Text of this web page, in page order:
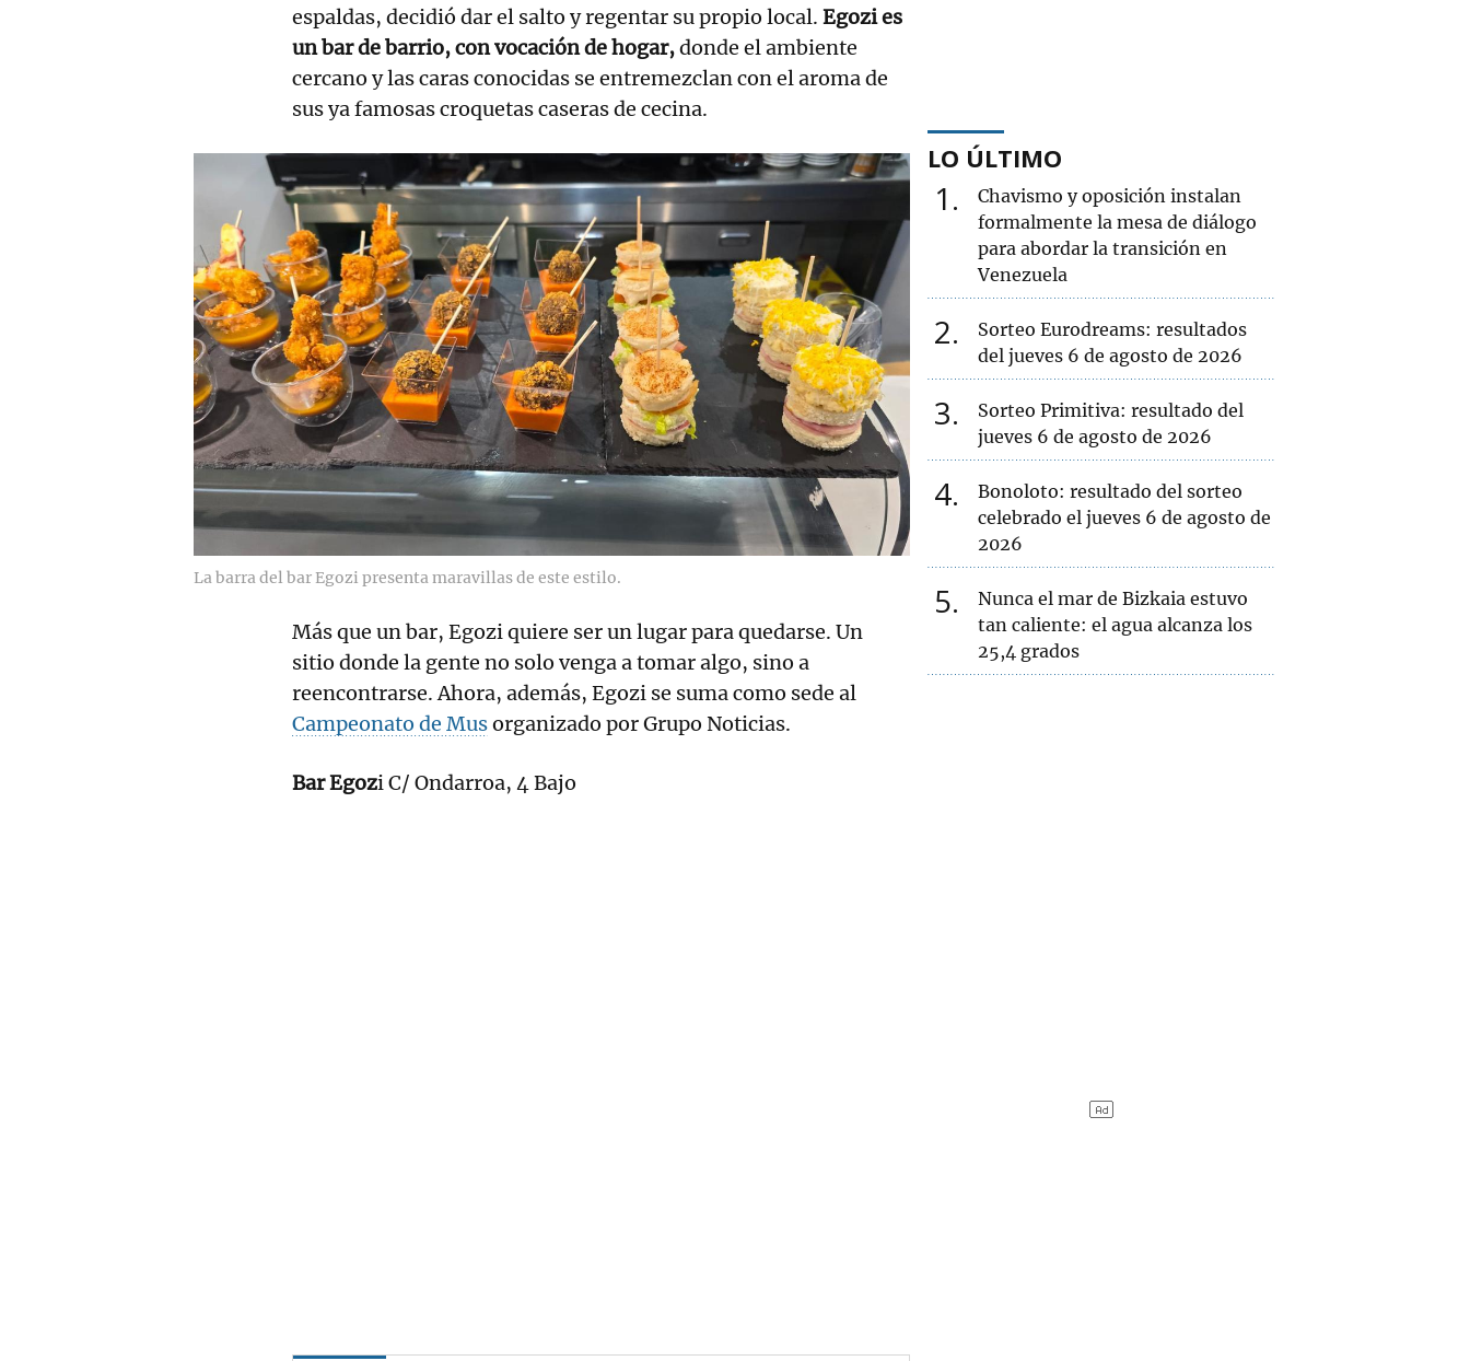
espaldas, decidió dar el salto y regentar su propio local. Egozi es
un bar de barrio, con vocación de hogar,donde el ambiente
cercano y las caras conocidas se entremezclan con el aroma de
sus ya famosas croquetas caseras de cecina.
La barra del bar Egozi presenta maravillas de este estilo.
Más que un bar, Egozi quiere ser un lugar para quedarse. Un
sitio donde la gente no solo venga a tomar algo, sino a
reencontrarse. Ahora, además, Egozi se suma como sede al
Campeonato de Musorganizado por Grupo Noticias.
Bar Egozi C/ Ondarroa, 4 Bajo
LO ÚLTIMO
1
Chavismo y oposición instalan
formalmente la mesa de diálogo
para abordar la transición en
Venezuela
2
Sorteo Eurodreams: resultados
del jueves 6 de agosto de 2026
3
Sorteo Primitiva: resultado del
jueves 6 de agosto de 2026
4
Bonoloto: resultado del sorteo
celebrado el jueves 6 de agosto de
2026
5
Nunca el mar de Bizkaia estuvo
tan caliente: el agua alcanza los
25,4 grados